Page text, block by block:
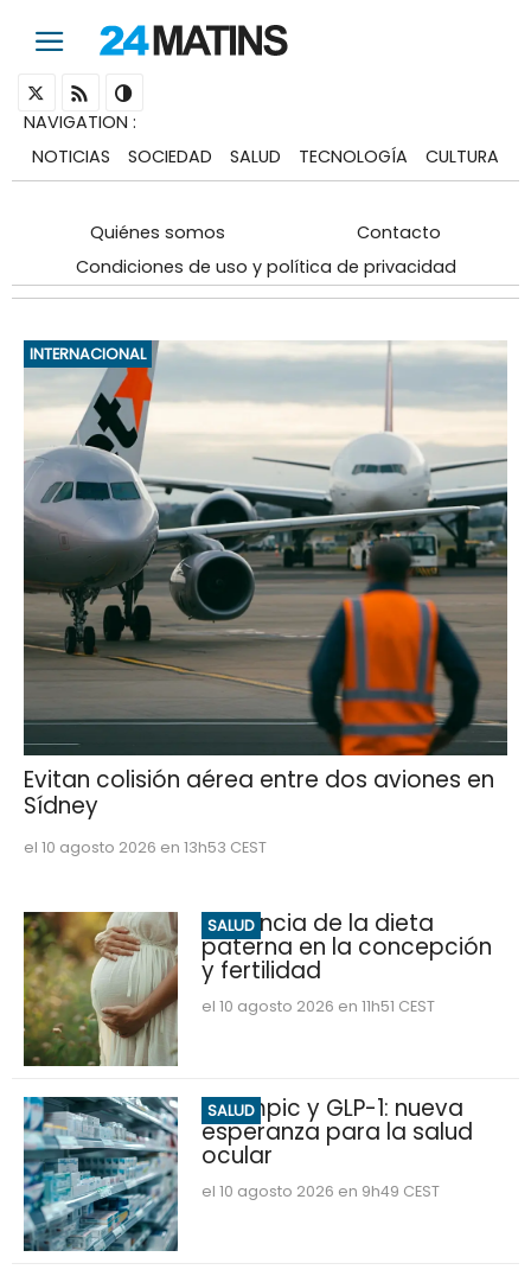
NAVIGATION :
NOTICIAS
SOCIEDAD SALUD TECNOLOGÍA CULTURA
Quiénes somos
Contacto
Condiciones de uso y política de privacidad
INTERNACIONAL
Evitan colisión aérea entre dos aviones en
Sídney
el 10 agosto 2026 en 13h53 CEST
SALUD
Influencia de la dieta
paterna en la concepción
y fertilidad
el 10 agosto 2026 en 11h51 CEST
SALUD
Ozempic y GLP-1: nueva
esperanza para la salud
ocular
el 10 agosto 2026 en 9h49 CEST